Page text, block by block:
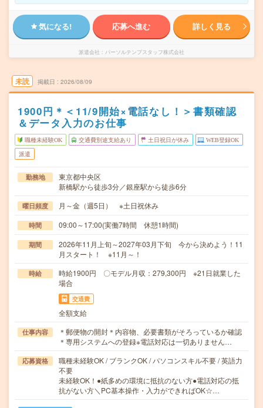
気になる! 応募へ進む 詳しく見る
派遣会社 パーソルテンプスタッフ株式会社
未読 掲載日 2026/08/09
1900円＊＜11/9開始×電話なし！＞書類確認
＆データ入力のお仕事
職種未経験OK 交通費別途支給あり 土日祝日が休み WEB登録OK
派遣
勤務地
東京都中央区
新橋駅から徒歩3分／銀座駅から徒歩6分
曜日頻度 月～金（週5日） ※土日祝休み
時間 09:00～17:00(実働7時間 休憩1時間)
期間
2026年11月上旬～2027年03月下旬 今から決めよう！11
月スタート！ ※11月～！
時給
時給1900円 〇モデル月収：279,300円 ※21日就業した
場合
交通費
全額支給
仕事内容
＊郵便物の開封＊内容物、必要書類がそろっているか確認
＊専用システムへの登録※電話対応は一切ありません…
応募資格
職種未経験OK / ブランクOK / パソコンスキル不要 / 英語力
不要
未経験OK！●紙多めの環境に抵抗のない方●電話対応の抵
抗がない方＼PC基本操作・入力ができればOK☆…